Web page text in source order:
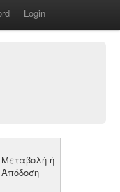
Login
Μεταβολή ή
Απόδοση